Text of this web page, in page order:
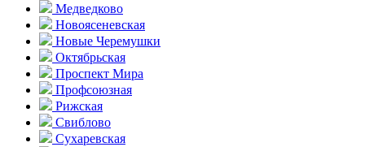
Медведково
Новоясе­невская
Новые Черемушки
Октябрьская
Проспект Мира
Профсоюзная
Рижская
Свиблово
Сухаревская